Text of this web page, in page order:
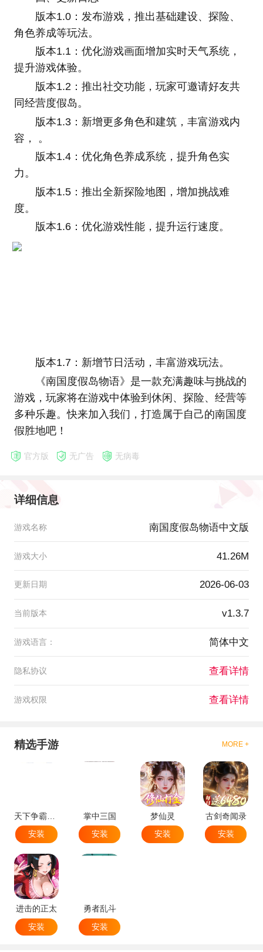
版本1.0：发布游戏，推出基础建设、探险、
角色养成等玩法。
版本1.1：优化游戏画面增加实时天气系统，
提升游戏体验。
版本1.2：推出社交功能，玩家可邀请好友共
同经营度假岛。
版本1.3：新增更多角色和建筑，丰富游戏内
容， 。
版本1.4：优化角色养成系统，提升角色实
力。
版本1.5：推出全新探险地图，增加挑战难
度。
版本1.6：优化游戏性能，提升运行速度。
版本1.7：新增节日活动，丰富游戏玩法。
《南国度假岛物语》是一款充满趣味与挑战的
游戏，玩家将在游戏中体验到休闲、探险、经营等
多种乐趣。快来加入我们，打造属于自己的南国度
假胜地吧！
官方版 无广告 无病毒
详细信息
游戏名称 南国度假岛物语中文版
游戏大小 41.26M
更新日期 2026-06-03
当前版本 v1.3.7
游戏语言： 简体中文
隐私协议 查看详情
游戏权限 查看详情
精选手游 MORE +
天下争霸三国志
安装
掌中三国
安装
梦仙灵
安装
古剑奇闻录
安装
进击的正太
安装
勇者乱斗
安装